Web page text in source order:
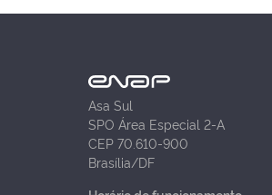
Asa Sul
SPO Área Especial 2-A
CEP 70.610-900
Brasília/DF